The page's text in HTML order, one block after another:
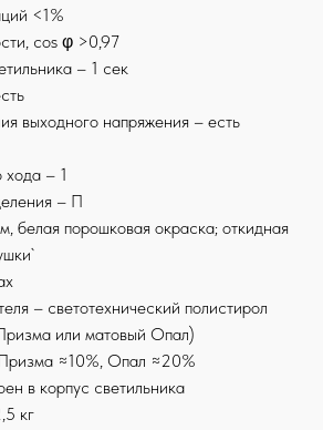
<1%
cos φ >0,97
– 1 сек
выходного напряжения – есть
хода – 1
– П
белая порошковая окраска; откидная
– светотехнический полистирол
или матовый Опал)
≈10%, Опал ≈20%
в корпус светильника
кг